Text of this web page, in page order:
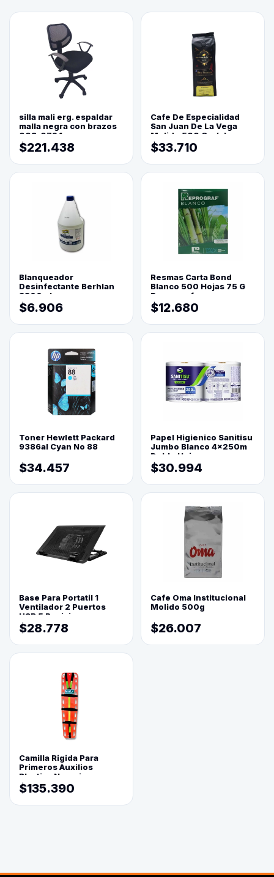
silla mali erg. espaldar
malla negra con brazos
003-0794
$221.438
Cafe De Especialidad
San Juan De La Vega
Molido 500 Grs(=)
$33.710
Blanqueador
Desinfectante Berhlan
3800ml
$6.906
Resmas Carta Bond
Blanco 500 Hojas 75 G
Reprograf.
$12.680
Toner Hewlett Packard
9386al Cyan No 88
$34.457
Papel Higienico Sanitisu
Jumbo Blanco 4x250m
Doble Hoja
$30.994
Base Para Portatil 1
Ventilador 2 Puertos
USB 5 Posiciones
$28.778
Cafe Oma Institucional
Molido 500g
$26.007
Camilla Rigida Para
Primeros Auxilios
Plastica Naranja
$135.390